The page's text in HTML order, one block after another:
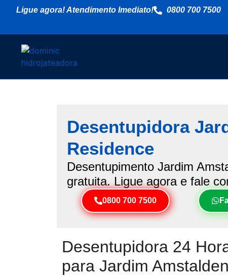
Ligue agora! Atendimento Imediato!
0800 700 7500
Desentupidora
Residence
Desentupimento Jardim
gratuita. Ligue agora e fale
0800 700 7500
Desentupidora 24
para Jardim